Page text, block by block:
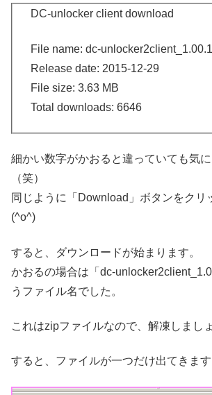
DC-unlocker client download
File name: dc-
Release date: 2015-12-29
File size: 3.63 MB
Total downloads: 6646
細かい数字がかおると違っていても気
（笑）
同じように「Download」ボタンをクリ
(^o^)
すると、ダウンロードが始まります。
かおるの場合は「dc-
うファイル名でした。
これはzipファイルなので、解凍しましょ
すると、ファイルが一つだけ出てきます